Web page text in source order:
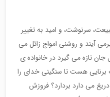
سرنوشت، و امید به تغییر
آیند و روشنی امواج زائل می
تازه می گیرد در خانواده ی
برنایی هست تا سنگینی خدای را
می دارد بردارد؟ فروزش